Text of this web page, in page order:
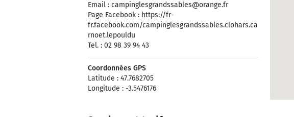
Email : campinglesgrandssables@orange.fr
Page Facebook : https://fr-
fr.facebook.com/campinglesgrandssables.clohars.ca
rnoet.lepouldu
Tel. : 02 98 39 94 43
Coordonnées GPS
Latitude : 47.7682705
Longitude : -3.5476176